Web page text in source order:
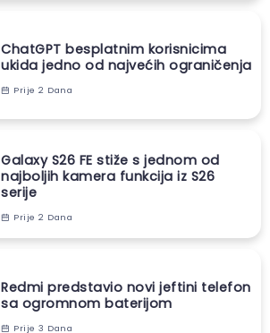
ChatGPT besplatnim korisnicima
ukida jedno od najvećih ograničenja
Prije 2 Dana
Galaxy S26 FE stiže s jednom od
najboljih kamera funkcija iz S26
serije
Prije 2 Dana
Redmi predstavio novi jeftini telefon
sa ogromnom baterijom
Prije 3 Dana